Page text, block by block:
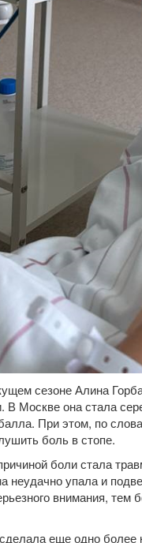
сезоне Алина
В Москве она стала
При этом, по
боль в стопе.
боли стала
неудачно упала и
внимания, тем
еще одно более